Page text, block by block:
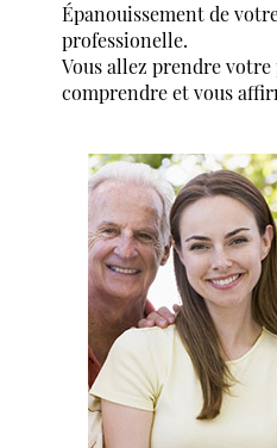
Épanouissement de
professionelle.
Vous allez prendre votre
comprendre et vous